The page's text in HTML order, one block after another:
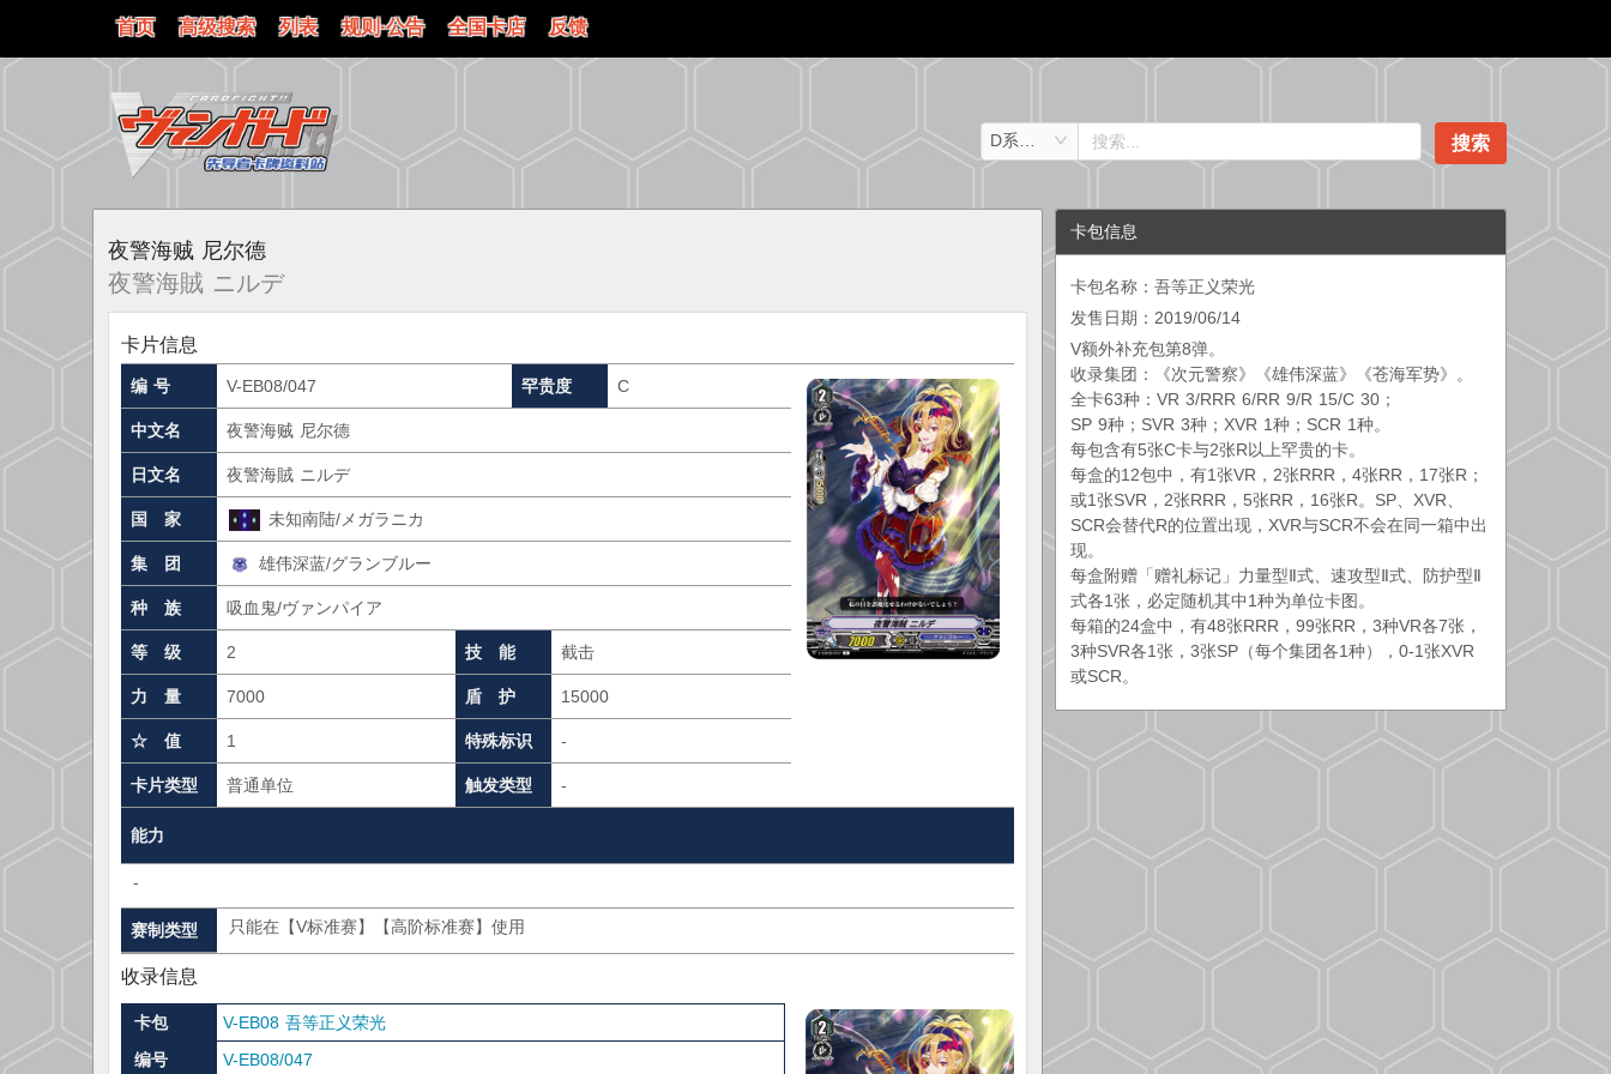
首页 高级搜索 列表 规则·公告 全国卡店 反馈
搜索
夜警海贼 尼尔德
夜警海賊 ニルデ
卡片信息
编 号 V-EB08/047 罕贵度 C
中文名 夜警海贼 尼尔德
日文名 夜警海賊 ニルデ
国 家 未知南陆/メガラニカ
集 团 雄伟深蓝/グランブルー
种 族 吸血鬼/ヴァンパイア
等 级 2 技 能 截击
力 量 7000 盾 护 15000
☆ 值 1 特殊标识 -
卡片类型 普通单位 触发类型 -
能力
-
赛制类型 只能在【V标准赛】【高阶标准赛】使用
收录信息
卡包
V-EB08 吾等正义荣光
编号
V-EB08/047
卡包信息
卡包名称：吾等正义荣光
发售日期：2019/06/14
V额外补充包第8弹。
收录集团：《次元警察》《雄伟深蓝》《苍海军势》。
全卡63种：VR 3/RRR 6/RR 9/R 15/C 30；
SP 9种；SVR 3种；XVR 1种；SCR 1种。
每包含有5张C卡与2张R以上罕贵的卡。
每盒的12包中，有1张VR，2张RRR，4张RR，17张R；
或1张SVR，2张RRR，5张RR，16张R。SP、XVR、
SCR会替代R的位置出现，XVR与SCR不会在同一箱中出
现。
每盒附赠「赠礼标记」力量型Ⅱ式、速攻型Ⅱ式、防护型Ⅱ
式各1张，必定随机其中1种为单位卡图。
每箱的24盒中，有48张RRR，99张RR，3种VR各7张，
3种SVR各1张，3张SP（每个集团各1种），0-1张XVR
或SCR。